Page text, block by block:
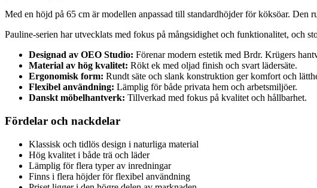
Med en höjd på 65 cm är modellen anpassad till standardhöjder för köksöar. Den
Pauline-serien har utvecklats med fokus på mångsidighet och funktionalitet, och
Designad av OEO Studio: Förenar modern estetik med Brdr. Krügers
Material av hög kvalitet: Rökt ek med oljad finish och svart lädersäte.
Ergonomisk form: Rundt säte och slank konstruktion ger komfort och
Flexibel användning: Lämplig för både privata hem och arbetsmiljöer.
Danskt möbelhantverk: Tillverkad med fokus på kvalitet och hållbarhet.
Fördelar och nackdelar
Klassisk och tidlös design i naturliga material
Hög kvalitet i både trä och läder
Lämplig för flera typer av inredningar
Finns i flera höjder för flexibel användning